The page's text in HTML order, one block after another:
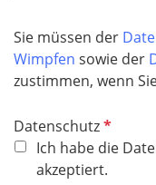
c
h
t
e
l
d
Sie müssen der
Wimpfen sowie der
zustimmen, wenn
DatenschutzP
f
l
Ich habe die
akzeptiert.